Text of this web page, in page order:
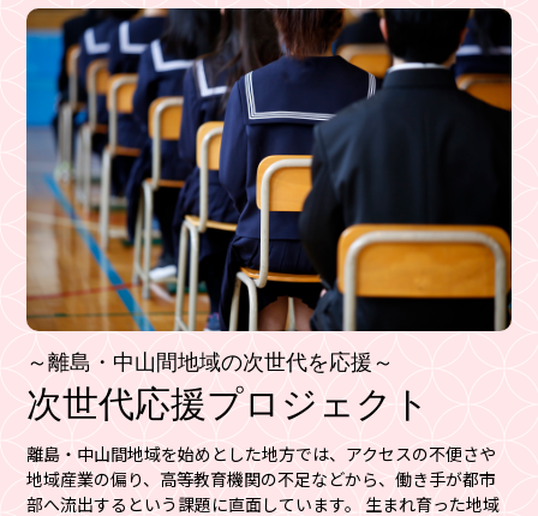
～離島・中山間地域の次世代を応援～
次世代応援プロジェクト
離島・中山間地域を始めとした地方では、アクセスの不便さや
地域産業の偏り、高等教育機関の不足などから、働き手が都市
部へ流出するという課題に直面しています。 生まれ育った地域